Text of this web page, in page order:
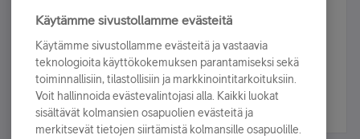
Tilaa Telian uutiskirje ja olet mukana arvonnassa.
sähköpostiisi.
Tilaa nyt
Käytämme sivustollamme evästeitä
Käytämme sivustollamme evästeitä ja vastaavia
teknologioita käyttökokemuksen parantamiseksi sekä
toiminnallisiin, tilastollisiin ja markkinointitarkoituksiin.
Voit hallinnoida evästevalintojasi alla. Kaikki luokat
sisältävät kolmansien osapuolien evästeitä ja
merkitsevät tietojen siirtämistä kolmansille osapuolille.